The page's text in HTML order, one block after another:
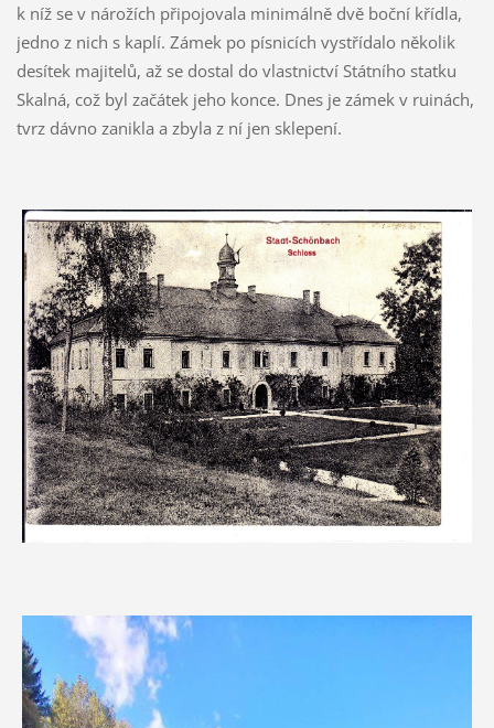
k níž se v nárožích připojovala minimálně dvě boční křídla,
jedno z nich s kaplí. Zámek po písnicích vystřídalo několik
desítek majitelů, až se dostal do vlastnictví Státního statku
Skalná, což byl začátek jeho konce. Dnes je zámek v ruinách,
tvrz dávno zanikla a zbyla z ní jen sklepení.